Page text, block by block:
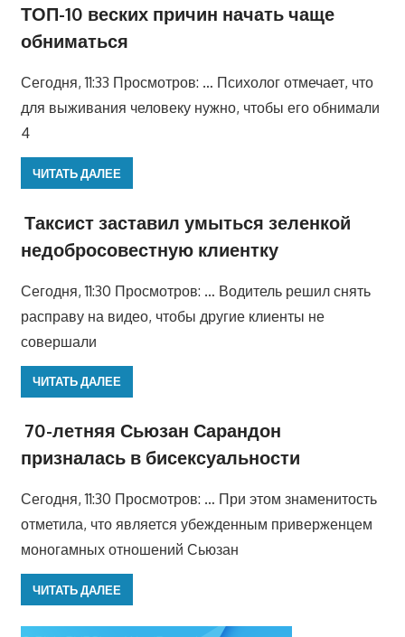
ТОП-10 веских причин начать чаще
обниматься
Сегодня, 11:33 Просмотров: … Психолог отмечает, что
для выживания человеку нужно, чтобы его обнимали
4
ЧИТАТЬ ДАЛЕЕ
Таксист заставил умыться зеленкой
недобросовестную клиентку
Сегодня, 11:30 Просмотров: … Водитель решил снять
расправу на видео, чтобы другие клиенты не
совершали
ЧИТАТЬ ДАЛЕЕ
70-летняя Сьюзан Сарандон
призналась в бисексуальности
Сегодня, 11:30 Просмотров: … При этом знаменитость
отметила, что является убежденным приверженцем
моногамных отношений Сьюзан
ЧИТАТЬ ДАЛЕЕ